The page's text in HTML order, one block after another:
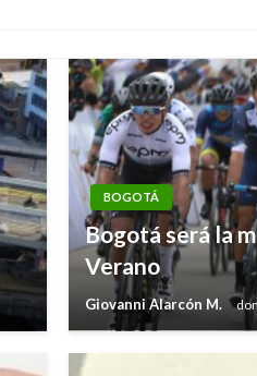
BOGOTÁ
Bogotá será la
Verano
Giovanni Alarcón M.